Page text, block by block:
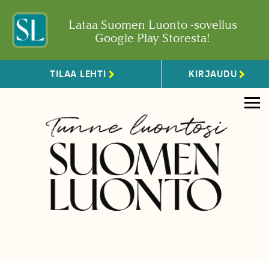
Lataa Suomen Luonto -sovellus
Google Play Storesta!
TILAA LEHTI KIRJAUDU